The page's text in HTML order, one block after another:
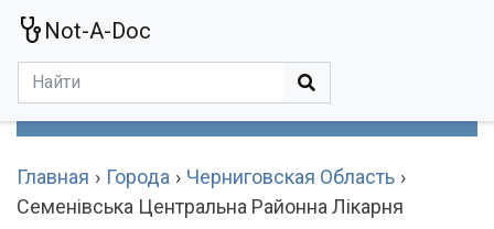
Not-A-Doc
Главная Города
Черниговская Область
Семенівська Центральна Районна Лікарня